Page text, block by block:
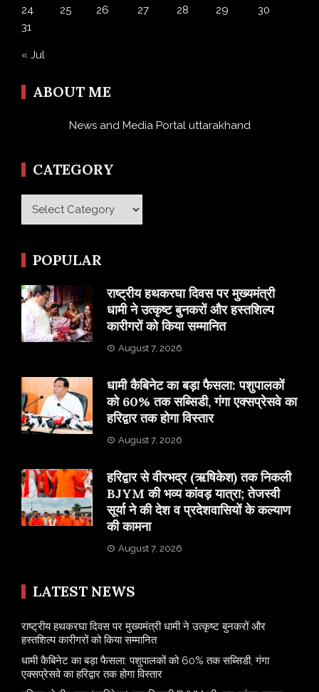
24
25 26 27 28 29
30
31
« Jul
ABOUT ME
News and Media Portal uttarakhand
CATEGORY
Category
POPULAR
राष्ट्रीय हथकरघा दिवस पर मुख्यमंत्री
धामी ने उत्कृष्ट बुनकरों और हस्तशिल्प
कारीगरों को किया सम्मानित
August 7, 2026
​धामी कैबिनेट का बड़ा फैसला: पशुपालकों
को 60% तक सब्सिडी, गंगा एक्सप्रेसवे का
हरिद्वार तक होगा विस्तार
August 7, 2026
​हरिद्वार से वीरभद्र (ऋषिकेश) तक निकली
BJYM की भव्य कांवड़ यात्रा; तेजस्वी
सूर्या ने की देश व प्रदेशवासियों के कल्याण
की कामना
August 7, 2026
LATEST NEWS
राष्ट्रीय हथकरघा दिवस पर मुख्यमंत्री धामी ने उत्कृष्ट बुनकरों और
हस्तशिल्प कारीगरों को किया सम्मानित
​धामी कैबिनेट का बड़ा फैसला: पशुपालकों को 60% तक सब्सिडी, गंगा
एक्सप्रेसवे का हरिद्वार तक होगा विस्तार